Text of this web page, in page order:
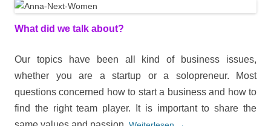
What did we talk about?
Our topics have been all kind of business issues,
whether you are a startup or a solopreneur. Most
questions concerned how to start a business and how to
find the right team player. It is important to share the